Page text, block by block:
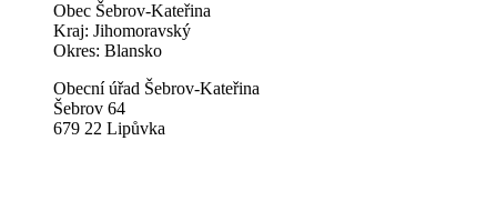
Obec Šebrov-Kateřina
Kraj: Jihomoravský
Okres: Blansko
Obecní úřad Šebrov-Kateřina
Šebrov 64
679 22 Lipůvka